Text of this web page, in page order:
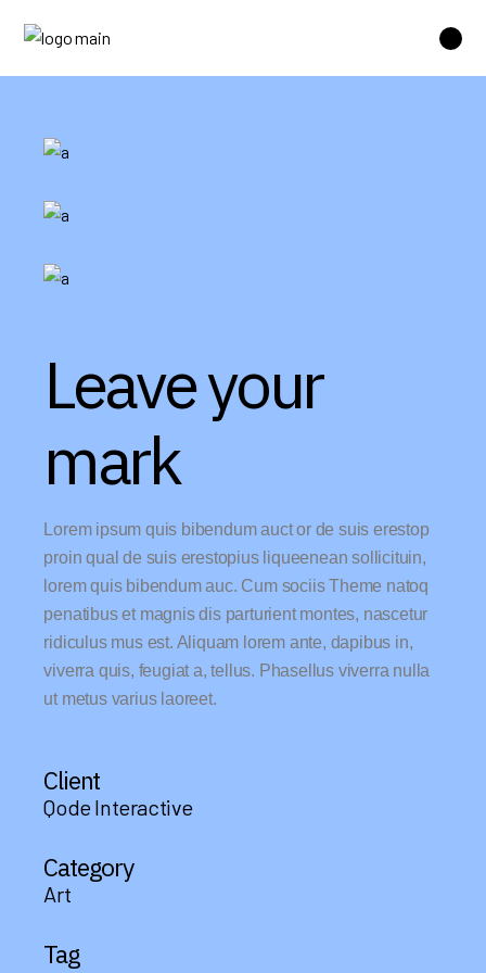
Leave your
mark
Lorem ipsum quis bibendum auct or de suis erestop
proin qual de suis erestopius liqueenean sollicituin,
lorem quis bibendum auc. Cum sociis Theme natoq
penatibus et magnis dis parturient montes, nascetur
ridiculus mus est. Aliquam lorem ante, dapibus in,
viverra quis, feugiat a, tellus. Phasellus viverra nulla
ut metus varius laoreet.
Client
Qode Interactive
Category
Art
Tag